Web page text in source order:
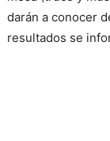
darán a conocer
resultados se